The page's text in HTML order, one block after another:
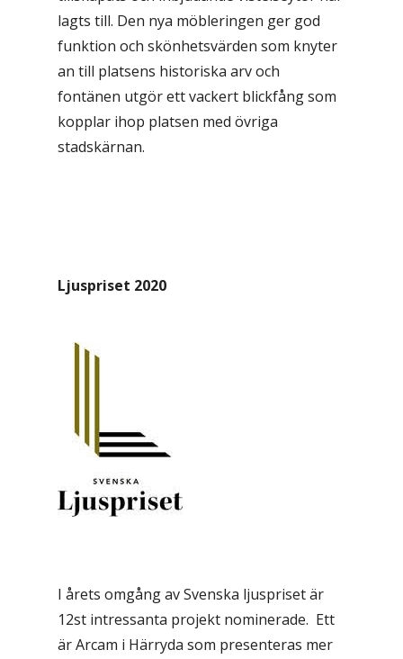
lagts till. Den nya möbleringen ger god
funktion och skönhetsvärden som knyter
an till platsens historiska arv och
fontänen utgör ett vackert blickfång som
kopplar ihop platsen med övriga
stadskärnan.
Ljuspriset 2020
I årets omgång av Svenska ljuspriset är
12st intressanta projekt nominerade. Ett
är Arcam i Härryda som presenteras mer